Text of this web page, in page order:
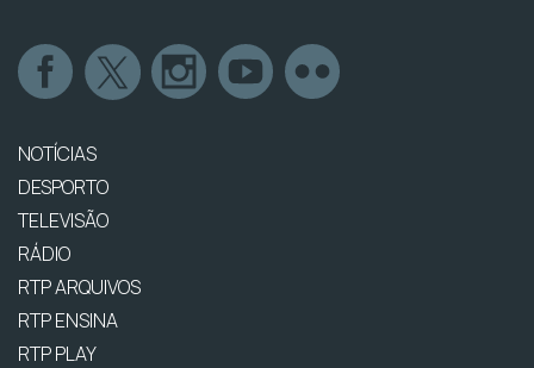
NOTÍCIAS
DESPORTO
TELEVISÃO
RÁDIO
RTP ARQUIVOS
RTP ENSINA
RTP PLAY